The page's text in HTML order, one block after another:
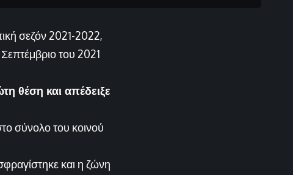
σεζόν 2021-2022,
του 2021
θέση και απέδειξε
σύνολο του κοινού
και η ζώνη